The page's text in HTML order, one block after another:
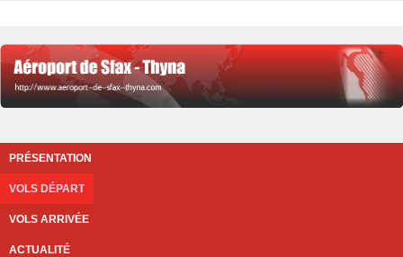
PRÉSENTATION
VOLS DÉPART
VOLS ARRIVÉE
ACTUALITÉ